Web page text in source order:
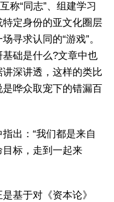
称“同志”、组建学习
定身份的亚文化圈层
寻求认同的“游戏”。
础是什么?文章中也
深讲透，这样的类比
哗众取宠下的错漏百
出：“我们都是来自
标，走到一起来
基于对《资本论》